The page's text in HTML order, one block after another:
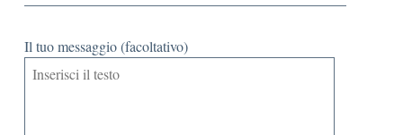
Il tuo messaggio (facoltativo)